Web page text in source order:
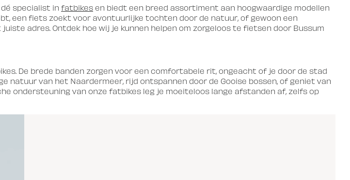
specialist in fatbikes en biedt een breed assortiment aan hoogwaardige modellen
een fiets zoekt voor avontuurlijke tochten door de natuur, of gewoon een
adres. Ontdek hoe wij je kunnen helpen om zorgeloos te fietsen door Bussum
De brede banden zorgen voor een comfortabele rit, ongeacht of je door de stad
van het Naardermeer, rijd ontspannen door de Gooise bossen, of geniet van
ondersteuning van onze fatbikes leg je moeiteloos lange afstanden af, zelfs op